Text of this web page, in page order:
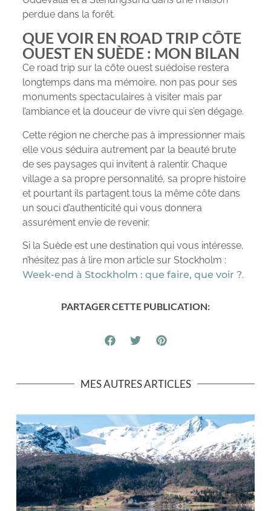
perdue dans la forêt.
QUE VOIR EN ROAD TRIP CÔTE
OUEST EN SUÈDE : MON BILAN
Ce road trip sur la côte ouest suédoise restera
longtemps dans ma mémoire, non pas pour ses
monuments spectaculaires à visiter mais par
l’ambiance et la douceur de vivre qui s’en dégage.
Cette région ne cherche pas à impressionner mais
elle vous séduira autrement par la beauté brute
de ses paysages qui invitent à ralentir. Chaque
village a sa propre personnalité, sa propre histoire
et pourtant ils partagent tous la même côte dans
un souci d’authenticité qui vous donnera
assurément envie de revenir.
Si la Suède est une destination qui vous intéresse,
n’hésitez pas à lire mon article sur Stockholm :
Week-end à Stockholm : que faire, que voir ?.
PARTAGER CETTE PUBLICATION:
MES AUTRES ARTICLES